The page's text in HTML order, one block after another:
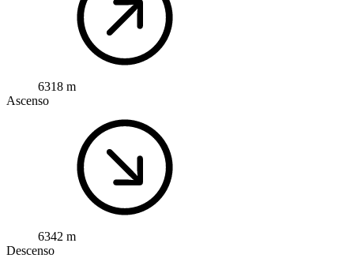
6318 m
Ascenso
6342 m
Descenso